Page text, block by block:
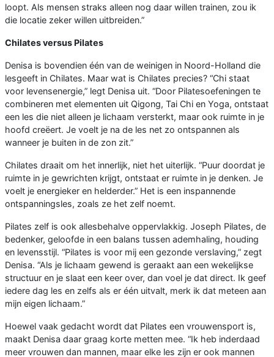
loopt. Als mensen straks alleen nog daar willen trainen, zou ik
die locatie zeker willen uitbreiden.”
Chilates versus Pilates
Denisa is bovendien één van de weinigen in Noord-Holland die
lesgeeft in Chilates. Maar wat is Chilates precies? “Chi staat
voor levensenergie,” legt Denisa uit. “Door Pilatesoefeningen te
combineren met elementen uit Qigong, Tai Chi en Yoga, ontstaat
een les die niet alleen je lichaam versterkt, maar ook ruimte in je
hoofd creëert. Je voelt je na de les net zo ontspannen als
wanneer je buiten in de zon zit.”
Chilates draait om het innerlijk, niet het uiterlijk. “Puur doordat je
ruimte in je gewrichten krijgt, ontstaat er ruimte in je denken. Je
voelt je energieker en helderder.” Het is een inspannende
ontspanningsles, zoals ze het zelf noemt.
Pilates zelf is ook allesbehalve oppervlakkig. Joseph Pilates, de
bedenker, geloofde in een balans tussen ademhaling, houding
en levensstijl. “Pilates is voor mij een gezonde verslaving,” zegt
Denisa. “Als je lichaam gewend is geraakt aan een wekelijkse
structuur en je slaat een keer over, dan voel je dat direct. Ik geef
iedere dag les en zelfs als er één uitvalt, merk ik dat meteen aan
mijn eigen lichaam.”
Hoewel vaak gedacht wordt dat Pilates een vrouwensport is,
maakt Denisa daar graag korte metten mee. “Ik heb inderdaad
meer vrouwen dan mannen, maar elke les zijn er ook mannen